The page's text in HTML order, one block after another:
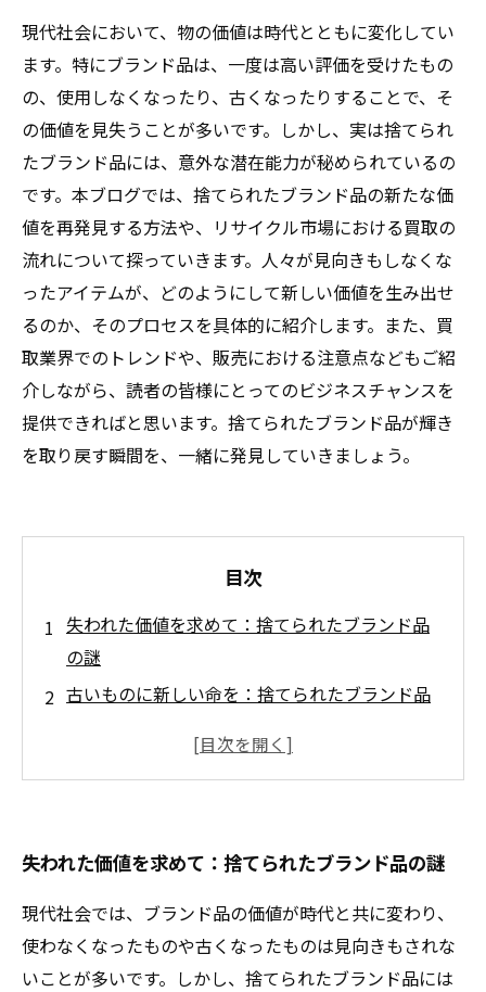
現代社会において、物の価値は時代とともに変化してい
ます。特にブランド品は、一度は高い評価を受けたもの
の、使用しなくなったり、古くなったりすることで、そ
の価値を見失うことが多いです。しかし、実は捨てられ
たブランド品には、意外な潜在能力が秘められているの
です。本ブログでは、捨てられたブランド品の新たな価
値を再発見する方法や、リサイクル市場における買取の
流れについて探っていきます。人々が見向きもしなくな
ったアイテムが、どのようにして新しい価値を生み出せ
るのか、そのプロセスを具体的に紹介します。また、買
取業界でのトレンドや、販売における注意点などもご紹
介しながら、読者の皆様にとってのビジネスチャンスを
提供できればと思います。捨てられたブランド品が輝き
を取り戻す瞬間を、一緒に発見していきましょう。
目次
失われた価値を求めて：捨てられたブランド品
の謎
古いものに新しい命を：捨てられたブランド品
ブランド品の不思議な変身：価値が再評価され
生む新たなビジネスチャンス
持っていたはずの価値が蘇る：ブランド品の買
取の流れ
見逃せない！リサイクルのトレンドと注意点
失われた価値を求めて：捨てられたブランド品の謎
現代社会では、ブランド品の価値が時代と共に変わり、
使わなくなったものや古くなったものは見向きもされな
いことが多いです。しかし、捨てられたブランド品には